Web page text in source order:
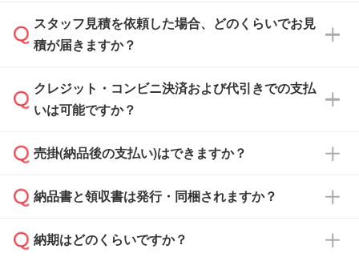
可能です。見積・注文フォームにて『ゲストの
まま進む』ボタンからお進みのうえ、ご依頼く
スタッフ見積を依頼した場合、どのくらいでお見
積が届きますか？
通常、翌営業日までにお送りしております。混
雑状況によっては、お時間をいただくこともご
依頼いただいた場合は、翌営業日以降のご連絡
クレジット・コンビニ決済および代引きでの支払
いは可能ですか？
銀行振込のみのご対応となります。
売掛(納品後の支払い)はできますか？
基本的には先入金をお願いしておりますが、自
どの場合は、月末締め翌月末払いに対応可能で
納品書と領収書は発行・同梱されますか？
納品書・領収書は ご依頼をいただいた場合の
納期はどのくらいですか？